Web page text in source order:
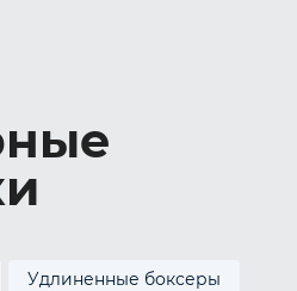
Удлиненные боксеры